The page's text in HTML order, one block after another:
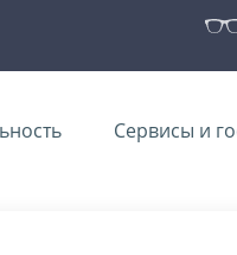
Сервисы и